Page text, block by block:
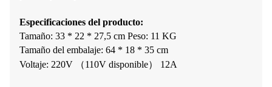
Especificaciones del producto:
Tamaño: 33 * 22 * ​​27,5 cm Peso: 11 KG
Tamaño del embalaje: 64 * 18 * 35 cm
Voltaje: 220V （110V disponible） 12A